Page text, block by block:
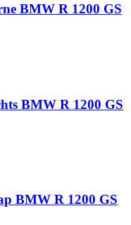
BMW R 1200 GS
BMW R 1200 GS
BMW R 1200 GS